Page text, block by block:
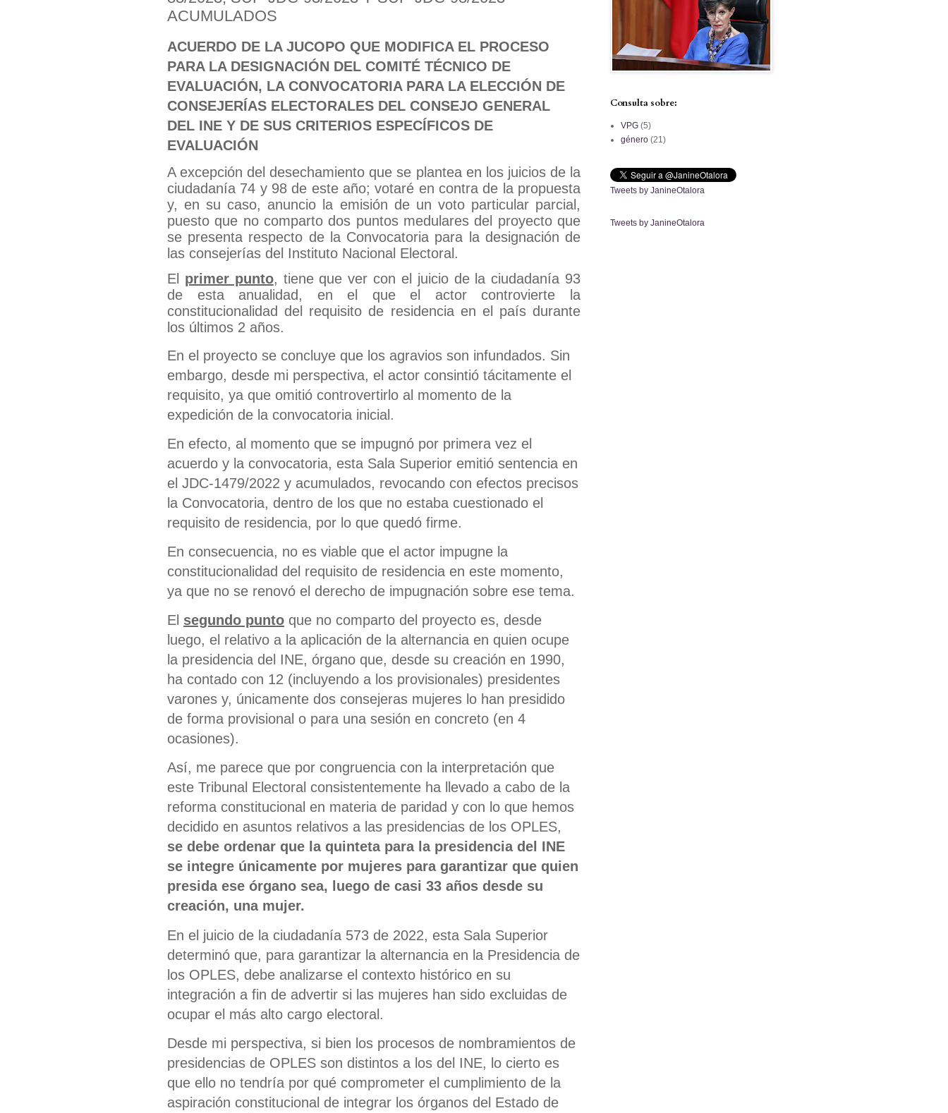
ACUMULADOS
ACUERDO DE LA JUCOPO QUE MODIFICA EL PROCESO
PARA LA DESIGNACIÓN DEL COMITÉ TÉCNICO DE
EVALUACIÓN, LA CONVOCATORIA PARA LA ELECCIÓN DE
CONSEJERÍAS ELECTORALES DEL CONSEJO GENERAL
DEL INE Y DE SUS CRITERIOS ESPECÍFICOS DE
EVALUACIÓN
A excepción del desechamiento que se plantea en los juicios de la
ciudadanía 74 y 98 de este año; votaré en contra de la propuesta
y, en su caso, anuncio la emisión de un voto particular parcial,
puesto que no comparto dos puntos medulares del proyecto que
se presenta respecto de la Convocatoria para la designación de
las consejerías del Instituto Nacional Electoral.
El primer punto, tiene que ver con el juicio de la ciudadanía 93
de esta anualidad, en el que el actor controvierte la
constitucionalidad del requisito de residencia en el país durante
los últimos 2 años.
En el proyecto se concluye que los agravios son infundados. Sin
embargo, desde mi perspectiva, el actor consintió tácitamente el
requisito, ya que omitió controvertirlo al momento de la
expedición de la convocatoria inicial.
En efecto, al momento que se impugnó por primera vez el
acuerdo y la convocatoria, esta Sala Superior emitió sentencia en
el JDC-1479/2022 y acumulados, revocando con efectos precisos
la Convocatoria, dentro de los que no estaba cuestionado el
requisito de residencia, por lo que quedó firme.
En consecuencia, no es viable que el actor impugne la
constitucionalidad del requisito de residencia en este momento,
ya que no se renovó el derecho de impugnación sobre ese tema.
El segundo punto que no comparto del proyecto es, desde
luego, el relativo a la aplicación de la alternancia en quien ocupe
la presidencia del INE, órgano que, desde su creación en 1990,
ha contado con 12 (incluyendo a los provisionales) presidentes
varones y, únicamente dos consejeras mujeres lo han presidido
de forma provisional o para una sesión en concreto (en 4
ocasiones).
Así, me parece que por congruencia con la interpretación que
este Tribunal Electoral consistentemente ha llevado a cabo de la
reforma constitucional en materia de paridad y con lo que hemos
decidido en asuntos relativos a las presidencias de los OPLES,
se debe ordenar que la quinteta para la presidencia del INE
se integre únicamente por mujeres para garantizar que quien
presida ese órgano sea, luego de casi 33 años desde su
creación, una mujer.
En el juicio de la ciudadanía 573 de 2022, esta Sala Superior
determinó que, para garantizar la alternancia en la Presidencia de
los OPLES, debe analizarse el contexto histórico en su
integración a fin de advertir si las mujeres han sido excluidas de
ocupar el más alto cargo electoral.
Desde mi perspectiva, si bien los procesos de nombramientos de
presidencias de OPLES son distintos a los del INE, lo cierto es
que ello no tendría por qué comprometer el cumplimiento de la
aspiración constitucional de integrar los órganos del Estado de
Consulta sobre:
VPG (5)
género (21)
Tweets by JanineOtalora
Tweets by JanineOtalora